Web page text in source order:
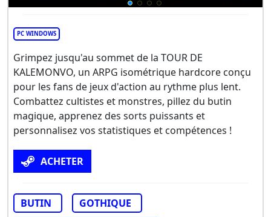
PC WINDOWS
Grimpez jusqu'au sommet de la TOUR DE
KALEMONVO, un ARPG isométrique hardcore conçu
pour les fans de jeux d'action au rythme plus lent.
Combattez cultistes et monstres, pillez du butin
magique, apprenez des sorts puissants et
personnalisez vos statistiques et compétences !
ACHETER
BUTIN
GOTHIQUE